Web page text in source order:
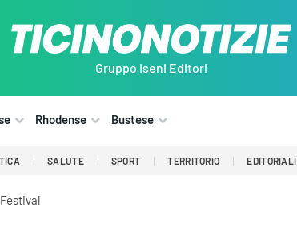
Gruppo Iseni Editori
Rhodense Bustese
SALUTE SPORT TERRITORIO EDITORIALI